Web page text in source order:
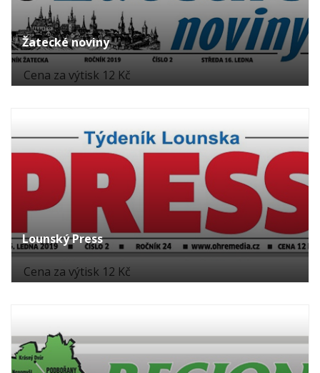
Žatecké noviny
Cena za výtisk 12 Kč
Lounský Press
Cena za výtisk 12 Kč